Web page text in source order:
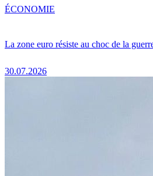
La zone euro résiste au choc de la
30.07.2026
ÉCONOMIE